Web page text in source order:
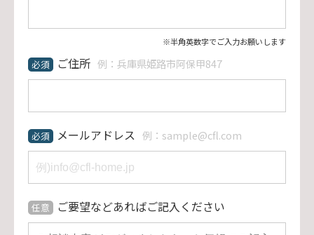
※半角英数字でご入力お願いします
必須 ご住所 例：兵庫県姫路市阿保甲847
必須 メールアドレス 例：sample@cfl.com
任意 ご要望などあればご記入ください